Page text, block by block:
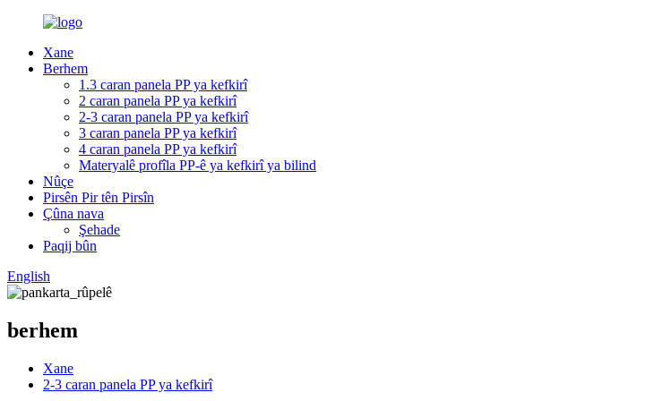
Xane
Berhem
1.3 caran panela PP ya kefkirî
2 caran panela PP ya kefkirî
2-3 caran panela PP ya kefkirî
3 caran panela PP ya kefkirî
4 caran panela PP ya kefkirî
Materyalê profîla PP-ê ya kefkirî ya bilind
Nûçe
Pirsên Pir tên Pirsîn
Çûna nava
Şehade
Paqij bûn
English
berhem
Xane
2-3 caran panela PP ya kefkirî